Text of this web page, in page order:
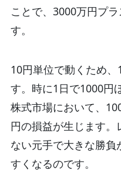
ことで、3000万円プ
す。
10円単位で動くため
す。時に1日で1000円
株式市場において、
円の損益が生じます
ない元手で大きな勝
すくなるのです。